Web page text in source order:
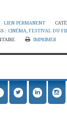
LIEN PERMANENT
: CINÉMA ,FESTIVAL DU
IMPRIMER